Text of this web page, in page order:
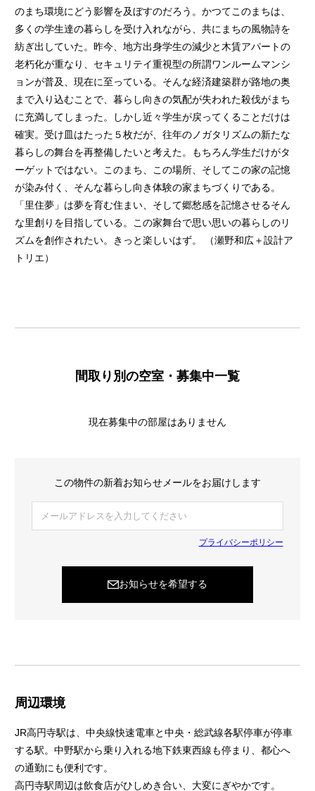
のまち環境にどう影響を及ぼすのだろう。かつてこのまちは、
多くの学生達の暮らしを受け入れながら、共にまちの風物詩を
紡ぎ出していた。昨今、地方出身学生の減少と木賃アパートの
老朽化が重なり、セキュリテイ重視型の所謂ワンルームマンシ
ョンが普及、現在に至っている。そんな経済建築群が路地の奥
まで入り込むことで、暮らし向きの気配が失われた殺伐がまち
に充満してしまった。しかし近々学生が戻ってくることだけは
確実。受け皿はたった５枚だが、往年のノガタリズムの新たな
暮らしの舞台を再整備したいと考えた。もちろん学生だけがタ
ーゲットではない。このまち、この場所、そしてこの家の記憶
が染み付く、そんな暮らし向き体験の家まちづくりである。
「里住夢」は夢を育む住まい、そして郷愁感を記憶させるそん
な里創りを目指している。この家舞台で思い思いの暮らしのリ
ズムを創作されたい。きっと楽しいはず。 （瀬野和広＋設計ア
トリエ）
間取り別の空室・募集中一覧
現在募集中の部屋はありません
この物件の新着お知らせメールをお届けします
プライバシーポリシー
お知らせを希望する
周辺環境
JR高円寺駅は、中央線快速電車と中央・総武線各駅停車が停車
する駅。中野駅から乗り入れる地下鉄東西線も停まり、都心へ
の通勤にも便利です。
高円寺駅周辺は飲食店がひしめき合い、大変にぎやかです。